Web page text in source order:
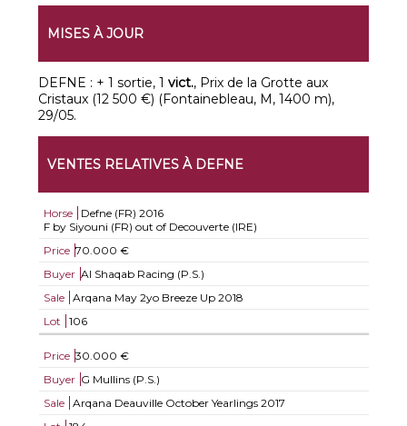
MISES À JOUR
DEFNE : + 1 sortie, 1vict., Prix de la Grotte aux
Cristaux (12 500 €) (Fontainebleau, M, 1400 m),
29/05.
VENTES RELATIVES À DEFNE
Horse Defne (FR) 2016
F by Siyouni (FR) out of Decouverte (IRE)
Price 70.000 €
Buyer Al Shaqab Racing (P.S.)
Sale
Arqana May 2yo Breeze Up 2018
Lot
106
Price 30.000 €
Buyer G Mullins (P.S.)
Sale
Arqana Deauville October Yearlings 2017